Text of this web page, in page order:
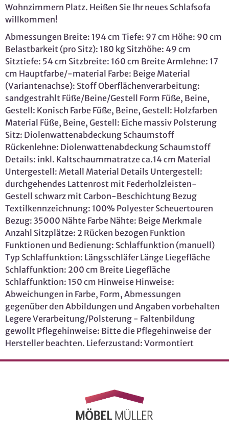
Wohnzimmern Platz. Heißen Sie Ihr neues Schlafsofa
willkommen!
Abmessungen Breite: 194 cm Tiefe: 97 cm Höhe: 90 cm
Belastbarkeit (pro Sitz): 180 kg Sitzhöhe: 49 cm
Sitztiefe: 54 cm Sitzbreite: 160 cm Breite Armlehne: 17
cm Hauptfarbe/-material Farbe: Beige Material
(Variantenachse): Stoff Oberflächenverarbeitung:
sandgestrahlt Füße/Beine/Gestell Form Füße, Beine,
Gestell: Konisch Farbe Füße, Beine, Gestell: Holzfarben
Material Füße, Beine, Gestell: Eiche massiv Polsterung
Sitz: Diolenwattenabdeckung Schaumstoff
Rückenlehne: Diolenwattenabdeckung Schaumstoff
Details: inkl. Kaltschaummatratze ca.14 cm Material
Untergestell: Metall Material Details Untergestell:
durchgehendes Lattenrost mit Federholzleisten-
Gestell schwarz mit Carbon-Beschichtung Bezug
Textilkennzeichnung: 100% Polyester Scheuertouren
Bezug: 35000 Nähte Farbe Nähte: Beige Merkmale
Anzahl Sitzplätze: 2 Rücken bezogen Funktion
Funktionen und Bedienung: Schlaffunktion (manuell)
Typ Schlaffunktion: Längsschläfer Länge Liegefläche
Schlaffunktion: 200 cm Breite Liegefläche
Schlaffunktion: 150 cm Hinweise Hinweise:
Abweichungen in Farbe, Form, Abmessungen
gegenüber den Abbildungen und Angaben vorbehalten
Legere Verarbeitung/Polsterung - Faltenbildung
gewollt Pflegehinweise: Bitte die Pflegehinweise der
Hersteller beachten. Lieferzustand: Vormontiert